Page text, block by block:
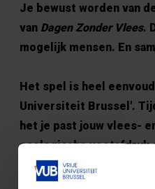
Je bewust worden van
van Dagen Zonder Vlees.
mogelijk mensen. En
Het spel is heel
Universiteit Brussel'.
het je past jouw vlees-
ecologische voetafdruk